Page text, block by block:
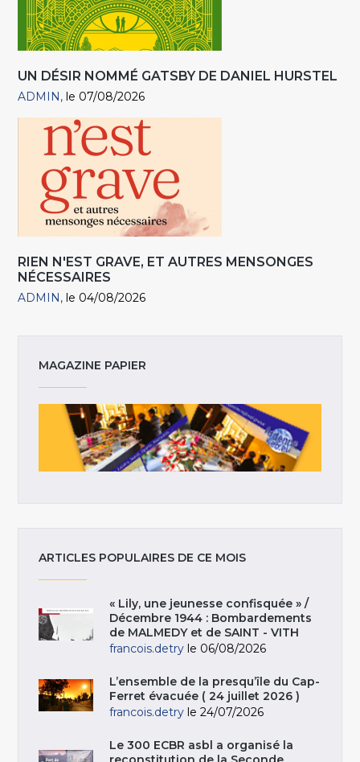
UN DÉSIR NOMMÉ GATSBY DE DANIEL HURSTEL
ADMIN le 07/08/2026
RIEN N'EST GRAVE, ET AUTRES MENSONGES
NÉCESSAIRES
ADMIN le 04/08/2026
MAGAZINE PAPIER
ARTICLES POPULAIRES DE CE MOIS
« Lily, une jeunesse confisquée » /
Décembre 1944 : Bombardements
de MALMEDY et de SAINT - VITH
francois.detry le 06/08/2026
L’ensemble de la presqu’île du Cap-
Ferret évacuée ( 24 juillet 2026 )
francois.detry le 24/07/2026
Le 300 ECBR asbl a organisé la